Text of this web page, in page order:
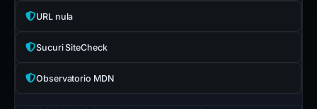
URL nula
Sucuri SiteCheck
Observatorio MDN